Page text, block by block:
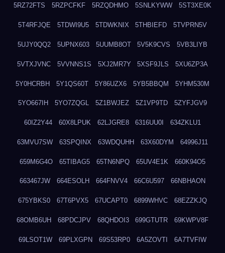
5RZ72FTS 5RZPCFKF 5RZQDHMO 5SNLKYWW 5ST3XE0K
5T4RFJQE 5TDWI9U5 5TDWKNIX 5THBIEFD 5TVPRN5V
5UJY0QQ2 5UPNX603 5UUMB8OT 5V5K9CVS 5VB3LIYB
5VTXJVNC 5VVNNS1S 5XJ2MR7Y 5XSF9JLS 5XU6ZP3A
5Y0HCRBH 5Y1QS60T 5Y86UZX6 5YB5BBQM 5YHM530M
5YO667IH 5YO7ZQGL 5Z1BWJEZ 5Z1VP9TD 5ZYFJGV9
60IZ2Y44 60X8LPUK 62LJGRE8 6316UU0I 634ZKLU1
63MVU7SW 63SPQINX 63WDQUHH 63X60DYM 64996J11
659M6G4O 65TIBAG5 65TN6NPQ 65UV4E1K 660K94O5
663467JW 664ESOLH 664FNVV4 66C6U597 66NBHAON
675YBKS0 67T6PVX5 67UCAPT0 6899WHVC 68EZZKJQ
68OMB6UH 68PDCJPV 68QHDOI3 699GTUTR 69KWPV8F
69LSOT1W 69PLXGPN 69S53RP0 6A5ZOVTI 6A7TVFIW